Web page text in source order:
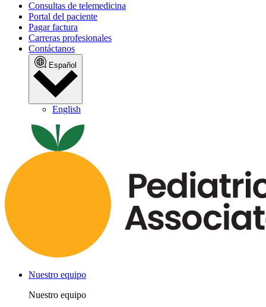
Consultas de telemedicina
Portal del paciente
Pagar factura
Carreras profesionales
Contáctanos
Español
English
Nuestro equipo
Nuestro equipo